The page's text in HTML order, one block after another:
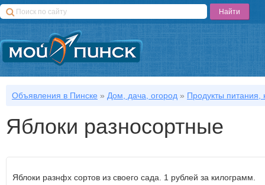
Объявления в Пинске » Дом, дача, огород » Продукты питания,
Яблоки разносортные
Яблоки разнфх сортов из своего сада. 1 рублей за килограмм.